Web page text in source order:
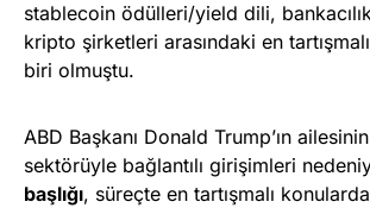
stablecoin ödülleri/yield dili,
kripto şirketleri arasındaki en
biri olmuştu.
ABD Başkanı Donald Trump’ın
sektörüyle bağlantılı girişimleri
başlığı, süreçte en tartışmalı